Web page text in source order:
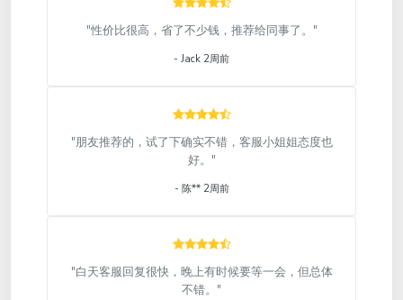
"性价比很高，省了不少钱，推荐给同事了。"
- Jack 2周前
"朋友推荐的，试了下确实不错，客服小姐姐态度也
好。"
- 陈** 2周前
"白天客服回复很快，晚上有时候要等一会，但总体
不错。"